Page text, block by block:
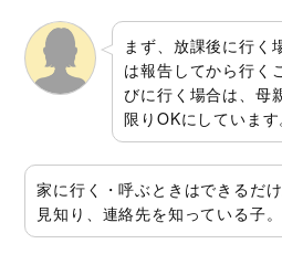
まず、放課後に行く
は報告してから行く
びに行く場合は、母
限りOKにしています
家に行く・呼ぶときはできるだ
見知り、連絡先を知っている子。